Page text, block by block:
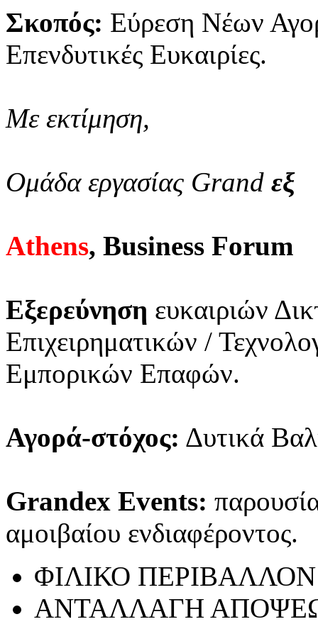
Σκοπός: Εύρεση Νέων
Επενδυτικές Ευκαιρίες.
Με εκτίμηση,
Ομάδα εργασίας Grand εξ
Athens, Business Forum
Εξερεύνηση ευκαιριών
Επιχειρηματικών /
Εμπορικών Επαφών.
Αγορά-στόχος: Δυτικά
Grandex Events:
αμοιβαίου ενδιαφέροντος.
ΦΙΛΙΚΟ ΠΕΡΙΒΑΛΛΟΝ
ΑΝΤΑΛΛΑΓΗ